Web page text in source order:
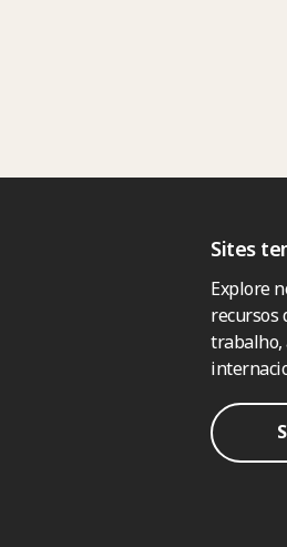
Sites
Explore
recursos
trabalho,